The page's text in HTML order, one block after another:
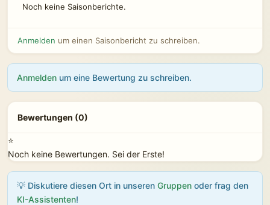
Noch keine Saisonberichte.
Anmelden um einen Saisonbericht zu schreiben.
Anmelden um eine Bewertung zu schreiben.
Bewertungen (0)
⭐
Noch keine Bewertungen. Sei der Erste!
💡 Diskutiere diesen Ort in unseren Gruppen oder frag den
KI-Assistenten!